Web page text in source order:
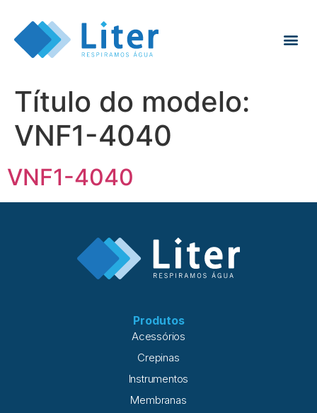
Título do modelo:
VNF1-4040
VNF1-4040
Produtos
Acessórios
Crepinas
Instrumentos
Membranas